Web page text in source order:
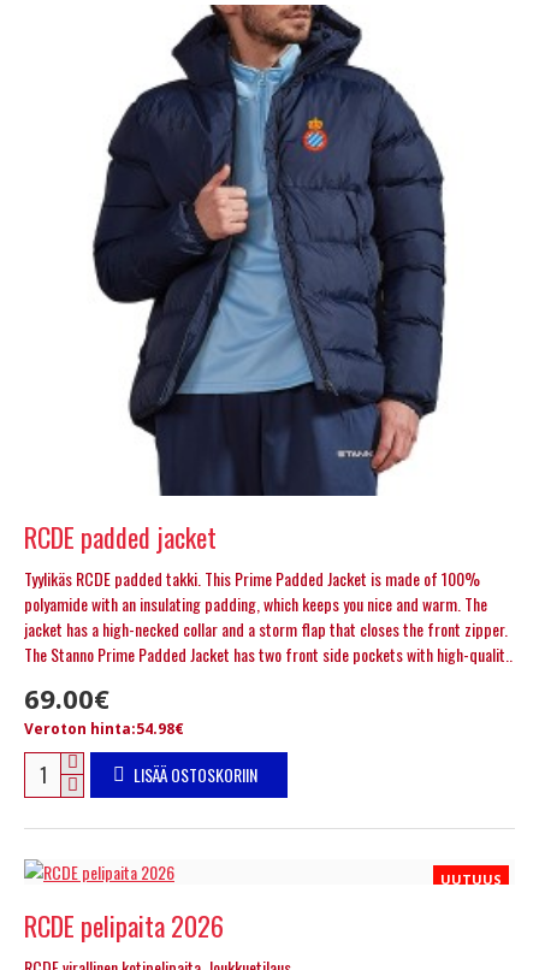
RCDE padded jacket
Tyylikäs RCDE padded takki. This Prime Padded Jacket is made of 100%
polyamide with an insulating padding, which keeps you nice and warm. The
jacket has a high-necked collar and a storm flap that closes the front zipper.
The Stanno Prime Padded Jacket has two front side pockets with high-qualit..
69.00€
Veroton hinta:54.98€
LISÄÄ OSTOSKORIIN
UUTUUS
RCDE pelipaita 2026